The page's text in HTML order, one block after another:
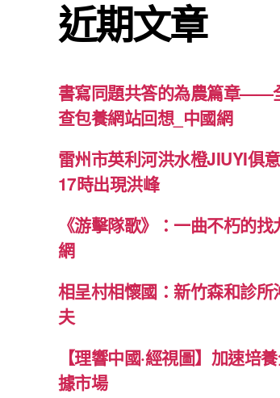
近期文章
書寫同題共答的為農篇章——
查包養網站回想_中國網
雷州市英利河洪水橙JIUYI俱
17時出現洪峰
《游擊隊歌》：一曲不朽的
網
相呈村相懷國：新竹森和診
夫
【理響中國·經視圖】加速培
據市場